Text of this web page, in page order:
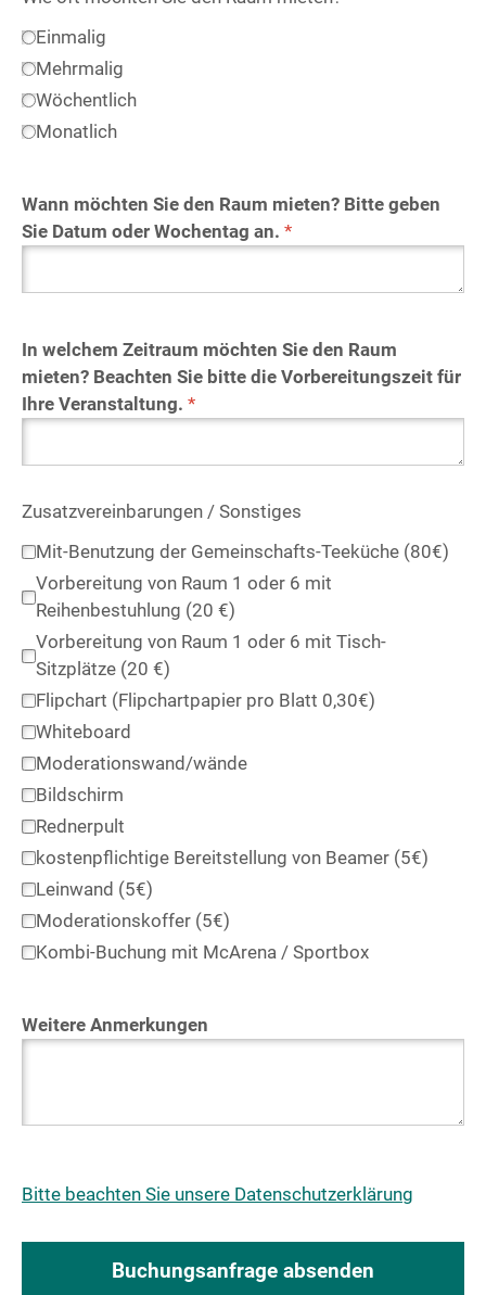
Einmalig
Mehrmalig
Wöchentlich
Monatlich
Wann möchten Sie den Raum mieten? Bitte geben
Sie Datum oder Wochentag an. *
In welchem Zeitraum möchten Sie den Raum
mieten? Beachten Sie bitte die Vorbereitungszeit für
Ihre Veranstaltung. *
Zusatzvereinbarungen / Sonstiges
Mit-Benutzung der Gemeinschafts-Teeküche (80€)
Vorbereitung von Raum 1 oder 6 mit
Reihenbestuhlung (20 €)
Vorbereitung von Raum 1 oder 6 mit Tisch-
Sitzplätze (20 €)
Flipchart (Flipchartpapier pro Blatt 0,30€)
Whiteboard
Moderationswand/wände
Bildschirm
Rednerpult
kostenpflichtige Bereitstellung von Beamer (5€)
Leinwand (5€)
Moderationskoffer (5€)
Kombi-Buchung mit McArena / Sportbox
Weitere Anmerkungen
Bitte beachten Sie unsere Datenschutzerklärung
Buchungsanfrage absenden